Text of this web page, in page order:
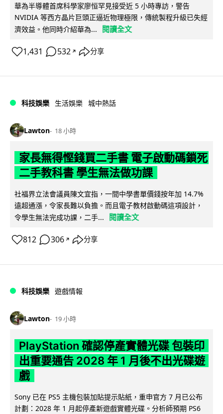
華為半導體首席科學家廖恒罕見接受近 5 小時專訪，警告
NVIDIA 等西方晶片巨頭正逼近物理極限，傳統製程升級已失經
濟效益。他同時介紹華為...
閱讀全文
1,431 532 ↗ 分享
科技娛樂 生活娛樂 城中熱話
Lawton 18 小時
家長無得慳錢買二手書 電子啟動碼鎖死
二手教科書 學生無法做功課
社福界立法會議員陳文宜指，一間中學書單價錢按年加 14.7%
遠超通漲，令家長難以負擔。而且電子教材啟動碼這項設計，
令學生無法完成功課，二手...
閱讀全文
812 306 ↗ 分享
科技娛樂 遊戲情報
Lawton 19 小時
PlayStation 確認停產實體光碟 包裝印
出重要通告 2028 年 1 月後不出光碟遊
戲
Sony 已在 PS5 主機包裝加貼提示貼紙，重申官方 7 月已公布
計劃：2028 年 1 月起停產新遊戲實體光碟。分析師預期 PS6